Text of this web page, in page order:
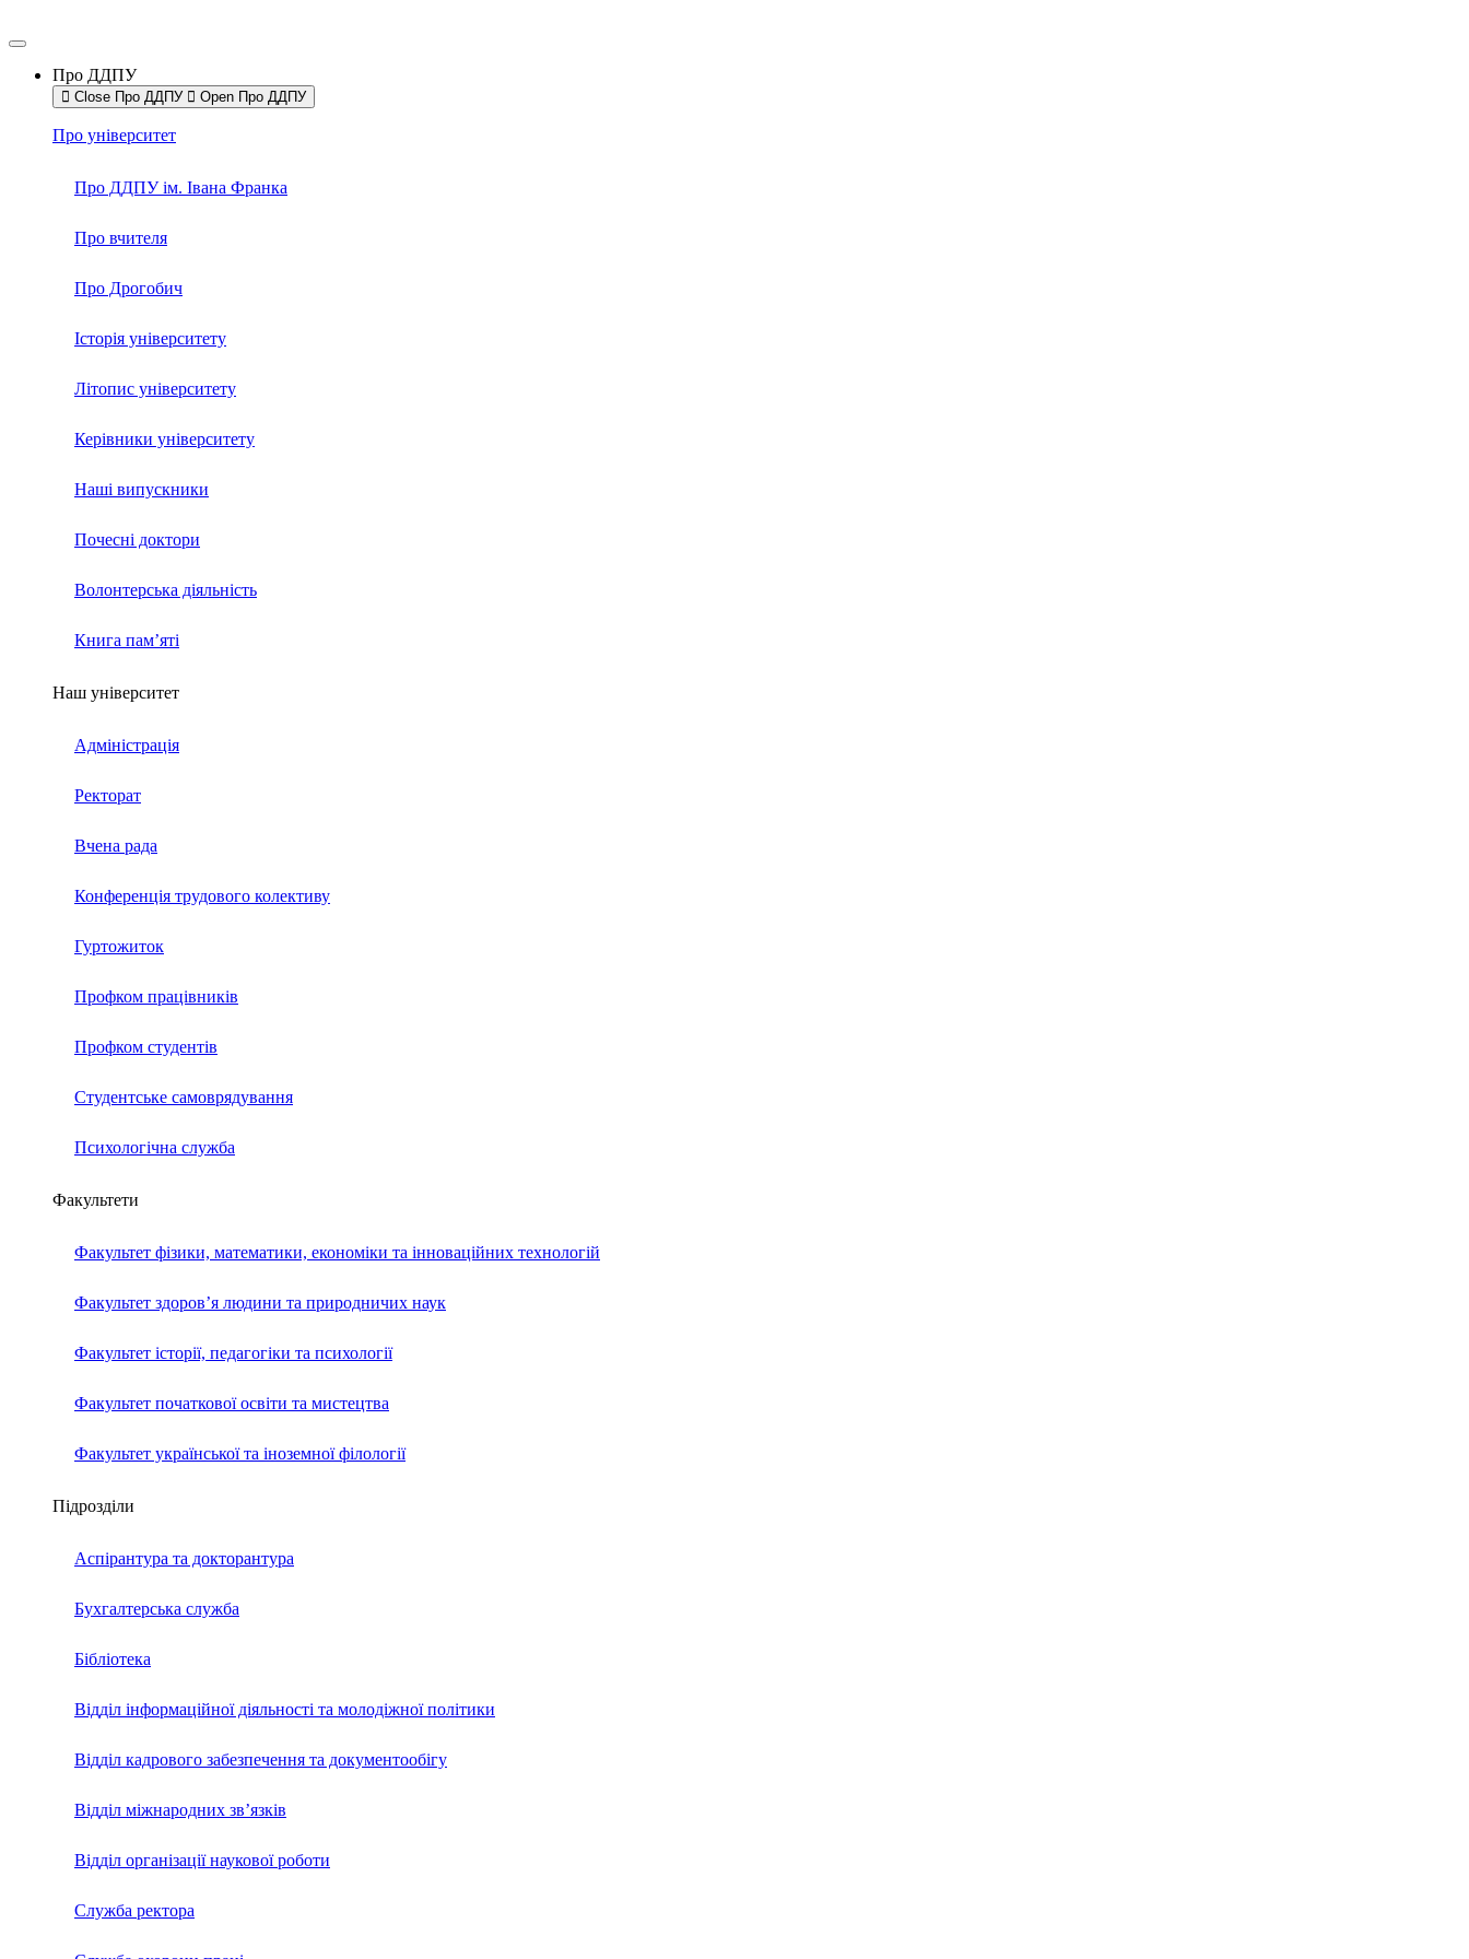
Про ДДПУ
Close Про ДДПУ Open Про ДДПУ
Про університет
Про ДДПУ ім. Івана Франка
Про вчителя
Про Дрогобич
Історія університету
Літопис університету
Керівники університету
Наші випускники
Почесні доктори
Волонтерська діяльність
Книга пам’яті
Наш університет
Адміністрація
Ректорат
Вчена рада
Конференція трудового колективу
Гуртожиток
Профком працівників
Профком студентів
Студентське самоврядування
Психологічна служба
Факультети
Факультет фізики, математики, економіки та інноваційних технологій
Факультет здоров’я людини та природничих наук
Факультет історії, педагогіки та психології
Факультет початкової освіти та мистецтва
Факультет української та іноземної філології
Підрозділи
Аспірантура та докторантура
Бухгалтерська служба
Бібліотека
Відділ інформаційної діяльності та молодіжної політики
Відділ кадрового забезпечення та документообігу
Відділ міжнародних зв’язків
Відділ організації наукової роботи
Служба ректора